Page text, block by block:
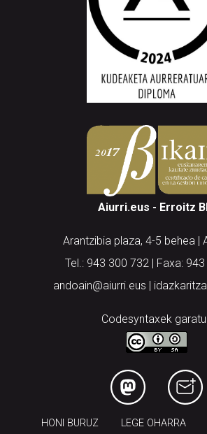
Aiurri.eus - Erroitz
Arantzibia plaza, 4-5 behea |
Tel.: 943 300 732 | Faxa: 943
andoain@aiurri.eus |
Codesyntaxek
HONI BURUZ LEGE OHARRA